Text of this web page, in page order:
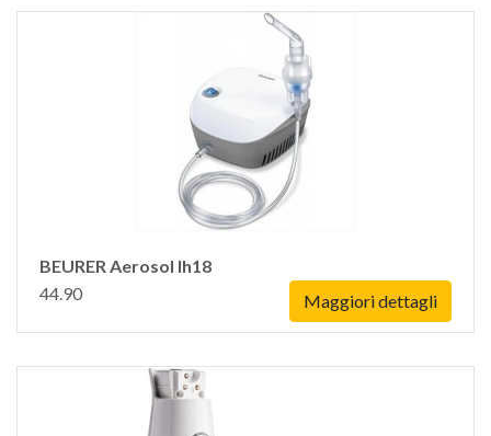
BEURER Aerosol Ih18
44.90
Maggiori dettagli